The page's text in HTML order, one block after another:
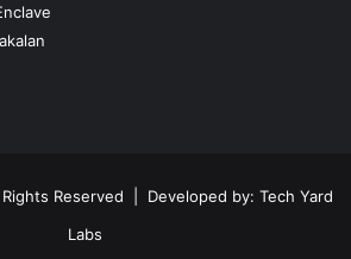
Reserved | Developed by: Tech Yard
Labs